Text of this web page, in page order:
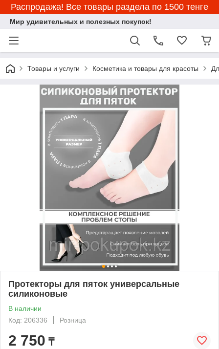
Распродажа! Все товары раздела по 1500 тенге
Мир удивительных и полезных покупок!
Товары и услуги Косметика и товары для красоты
Протекторы для пяток универсальные
силиконовые
В наличии
Код: 206336
Розница
2 750 ₸